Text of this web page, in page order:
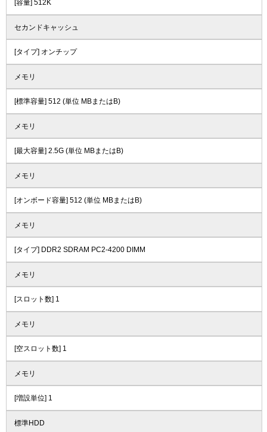
[容量] 512K
セカンドキャッシュ
[タイプ] オンチップ
メモリ
[標準容量] 512 (単位 MBまたはB)
メモリ
[最大容量] 2.5G (単位 MBまたはB)
メモリ
[オンボード容量] 512 (単位 MBまたはB)
メモリ
[タイプ] DDR2 SDRAM PC2-4200 DIMM
メモリ
[スロット数] 1
メモリ
[空スロット数] 1
メモリ
[増設単位] 1
標準HDD